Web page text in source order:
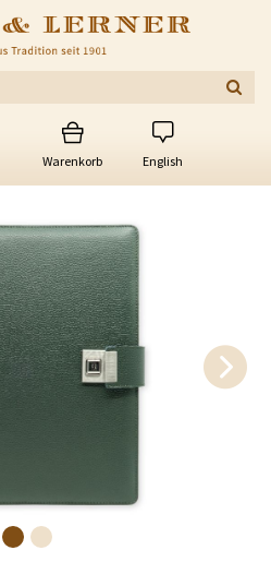
Warenkorb English